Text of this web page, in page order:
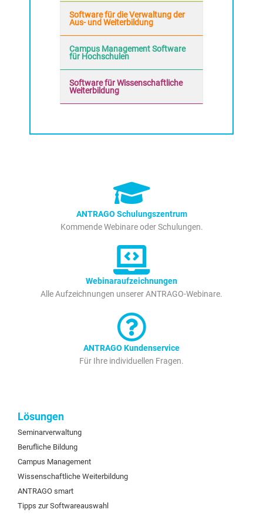
Software für die Verwaltung der
Aus- und Weiterbildung
Campus Management Software
für Hochschulen
Software für Wissenschaftliche
Weiterbildung
ANTRAGO Schulungszentrum
Kommende Webinare oder Schulungen.
Webinaraufzeichnungen
Alle Aufzeichnungen unserer ANTRAGO-Webinare.
ANTRAGO Kundenservice
Für Ihre individuellen Fragen.
Lösungen
Seminarverwaltung
Berufliche Bildung
Campus Management
Wissenschaftliche Weiterbildung
ANTRAGO smart
Tipps zur Softwareauswahl